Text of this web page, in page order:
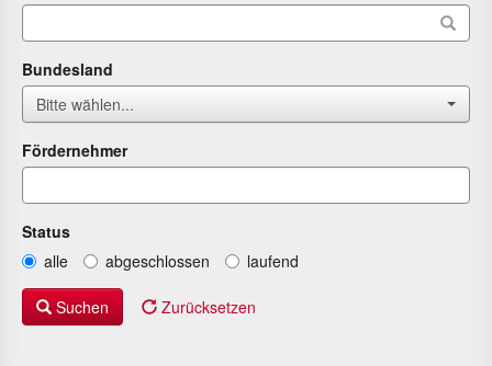
Bundesland
Bitte wählen...
Fördernehmer
Status
alle
abgeschlossen laufend
Suchen Zurücksetzen